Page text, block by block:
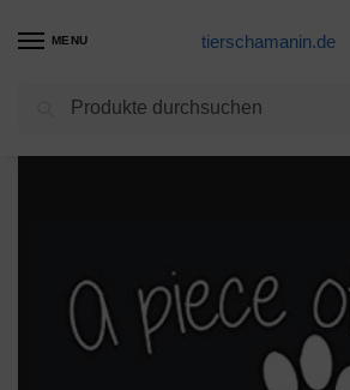
MENU tierschamanin.de
Hundegeschirr Produkte / Julius-K9, 162BG-HS-0, Front